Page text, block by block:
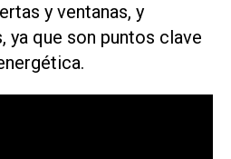
y ventanas, y
ya que son puntos clave